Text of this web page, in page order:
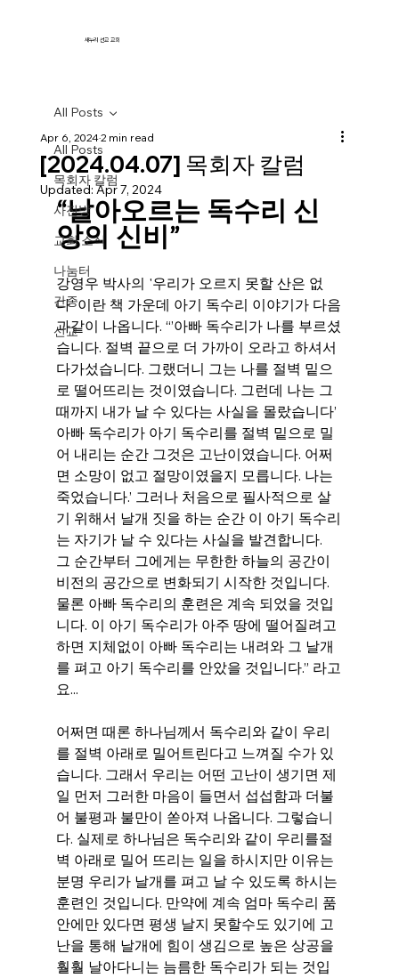
새누리 선교 교회
All Posts
목회자 칼럼
사진방
교회 소식
나눔터
간증
선교
All Posts
[2024.04.07] 목회자 칼럼
Apr 6, 20242 min read
Updated:Apr 7, 2024
“날아오르는 독수리 신
앙의 신비”
강영우 박사의 '우리가 오르지 못할 산은 없
다' 이란 책 가운데 아기 독수리 이야기가 다음
과같이 나옵니다. “’아빠 독수리가 나를 부르셨
습니다. 절벽 끝으로 더 가까이 오라고 하셔서
다가섰습니다. 그랬더니 그는 나를 절벽 밑으
로 떨어뜨리는 것이였습니다. 그런데 나는 그
때까지 내가 날 수 있다는 사실을 몰랐습니다’
아빠 독수리가 아기 독수리를 절벽 밑으로 밀
어 내리는 순간 그것은 고난이였습니다. 어쩌
면 소망이 없고 절망이였을지 모릅니다. 나는
죽었습니다.’ 그러나 처음으로 필사적으로 살
기 위해서 날개 짓을 하는 순간 이 아기 독수리
는 자기가 날 수 있다는 사실을 발견합니다.
그 순간부터 그에게는 무한한 하늘의 공간이
비전의 공간으로 변화되기 시작한 것입니다.
물론 아빠 독수리의 훈련은 계속 되었을 것입
니다. 이 아기 독수리가 아주 땅에 떨어질려고
하면 지체없이 아빠 독수리는 내려와 그 날개
를 펴고 아기 독수리를 안았을 것입니다.” 라고
요...
어쩌면 때론 하나님께서 독수리와 같이 우리
를 절벽 아래로 밀어트린다고 느껴질 수가 있
습니다. 그래서 우리는 어떤 고난이 생기면 제
일 먼저 그러한 마음이 들면서 섭섭함과 더불
어 불평과 불만이 쏟아져 나옵니다. 그렇습니
다. 실제로 하나님은 독수리와 같이 우리를절
벽 아래로 밀어 뜨리는 일을 하시지만 이유는
분명 우리가 날개를 펴고 날 수 있도록 하시는
훈련인 것입니다. 만약에 계속 엄마 독수리 품
안에만 있다면 평생 날지 못할수도 있기에 고
난을 통해 날개에 힘이 생김으로 높은 상공을
훨훨 날아다니는 늠름한 독수리가 되는 것입